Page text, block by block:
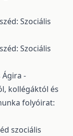
Szociális
Szociális
Ágira -
kollégáktól és
folyóirat:
szociális